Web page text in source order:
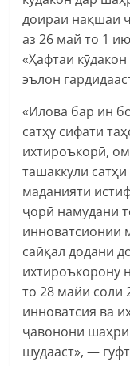
доираи нақшаи
аз 26 май то 1
«Ҳафтаи
эълон
«Илова бар ин
сатҳу сифати
ихтироъкорӣ,
ташаккули
маданияти
ҷорӣ намудани
инноватсионии
сайқал додани
ихтироъкорону
то 28 майи соли
инноватсия ва
ҷавонони
шудааст», —